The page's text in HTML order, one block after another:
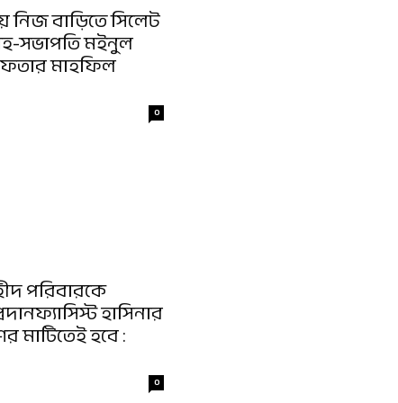
বাড়িতে সিলেট
সভাপতি মইনুল
মাহফিল
0
পরিবারকে
হাসিনার
মাটিতেই হবে :
0